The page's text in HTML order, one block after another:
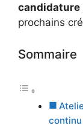
candidature
prochains
Sommaire
continu